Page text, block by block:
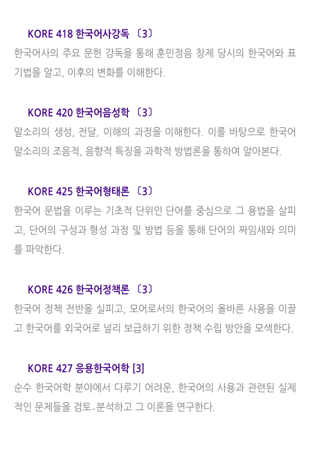
KORE 418 한국어사강독 〔3〕
한국어사의 주요 문헌 강독을 통해 훈민정음 창제 당시의 한국어와 표
기법을 알고, 이후의 변화를 이해한다.
KORE 420 한국어음성학 〔3〕
말소리의 생성, 전달, 이해의 과정을 이해한다. 이를 바탕으로 한국어
말소리의 조음적, 음향적 특징을 과학적 방법론을 통하여 알아본다.
KORE 425 한국어형태론 〔3〕
한국어 문법을 이루는 기초적 단위인 단어를 중심으로 그 용법을 살피
고, 단어의 구성과 형성 과정 및 방법 등을 통해 단어의 짜임새와 의미
를 파악한다.
KORE 426 한국어정책론 〔3〕
한국어 정책 전반을 실피고, 모어로서의 한국어의 올바른 사용을 이끌
고 한국어를 외국어로 널리 보급하기 위한 정책 수립 방안을 모색한다.
KORE 427 응용한국어학 [3]
순수 한국어학 분야에서 다루기 어려운, 한국어의 사용과 관련된 실제
적인 문제들을 검토․분석하고 그 이론을 연구한다.